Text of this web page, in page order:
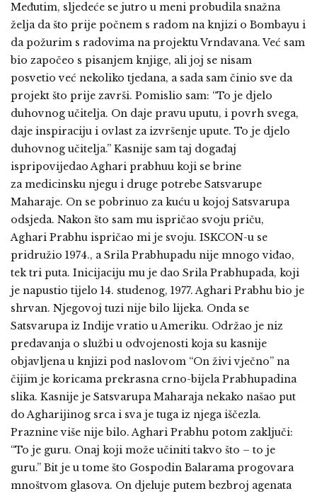
Međutim, sljedeće se jutro u meni probudila snažna
želja da što prije počnem s radom na knjizi o Bombayu i
da požurim s radovima na projektu Vrndavana. Već sam
bio započeo s pisanjem knjige, ali joj se nisam
posvetio već nekoliko tjedana, a sada sam činio sve da
projekt što prije završi. Pomislio sam: “To je djelo
duhovnog učitelja. On daje pravu uputu, i povrh svega,
daje inspiraciju i ovlast za izvršenje upute. To je djelo
duhovnog učitelja.” Kasnije sam taj događaj
ispripovijedao Aghari prabhuu koji se brine
za medicinsku njegu i druge potrebe Satsvarupe
Maharaje. On se pobrinuo za kuću u kojoj Satsvarupa
odsjeda. Nakon što sam mu ispričao svoju priču,
Aghari Prabhu ispričao mi je svoju. ISKCON-u se
pridružio 1974., a Srila Prabhupadu nije mnogo viđao,
tek tri puta. Inicijaciju mu je dao Srila Prabhupada, koji
je napustio tijelo 14. studenog, 1977. Aghari Prabhu bio je
shrvan. Njegovoj tuzi nije bilo lijeka. Onda se
Satsvarupa iz Indije vratio u Ameriku. Održao je niz
predavanja o službi u odvojenosti koja su kasnije
objavljena u knjizi pod naslovom “On živi vječno” na
čijim je koricama prekrasna crno-bijela Prabhupadina
slika. Kasnije je Satsvarupa Maharaja nekako našao put
do Agharijinog srca i sva je tuga iz njega iščezla.
Praznine više nije bilo. Aghari Prabhu potom zaključi:
“To je guru. Onaj koji može učiniti takvo što – to je
guru.” Bit je u tome što Gospodin Balarama progovara
mnoštvom glasova. On djeluje putem bezbroj agenata